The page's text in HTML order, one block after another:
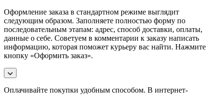
Оформление заказа в стандартном режиме выглядит
следующим образом. Заполняете полностью форму по
последовательным этапам: адрес, способ доставки, оплаты,
данные о себе. Советуем в комментарии к заказу написать
информацию, которая поможет курьеру вас найти. Нажмите
кнопку «Оформить заказ».
Оплачивайте покупки удобным способом. В интернет-